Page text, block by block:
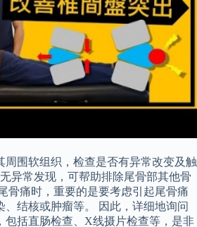
周围软组织，检查是否有异常改变及触
异常发现，可帮助排除尾骨部其他骨
骨痛时，重要的是要考虑引起尾骨痛
、结核或肿瘤等。 因此，详细地询问
包括直肠检查、X线摄片检查等，是非